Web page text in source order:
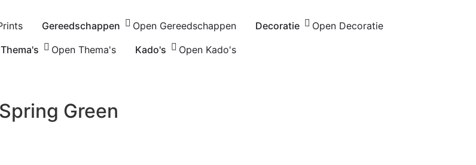
Gereedschappen Open Gereedschappen Decoratie
Open Decoratie
Thema's Open Thema's Kado's Open Kado's
Green